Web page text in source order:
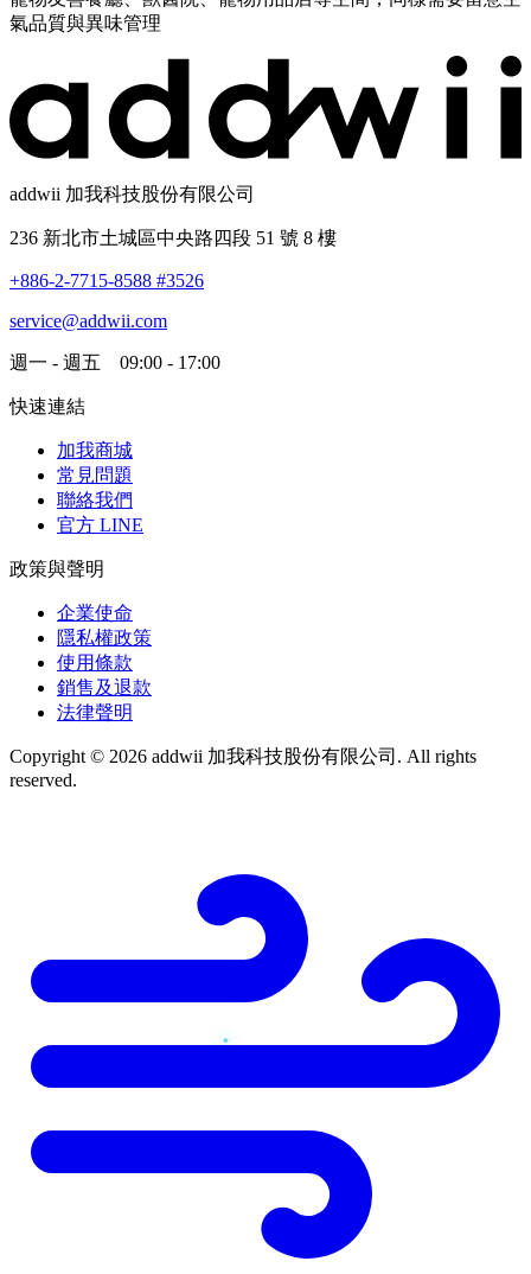
氣品質與異味管理
addwii 加我科技股份有限公司
236 新北市土城區中央路四段 51 號 8 樓
+886-2-7715-8588 #3526
service@addwii.com
週一 - 週五 09:00 - 17:00
快速連結
加我商城
常見問題
聯絡我們
官方 LINE
政策與聲明
企業使命
隱私權政策
使用條款
銷售及退款
法律聲明
Copyright © 2026 addwii 加我科技股份有限公司. All rights
reserved.